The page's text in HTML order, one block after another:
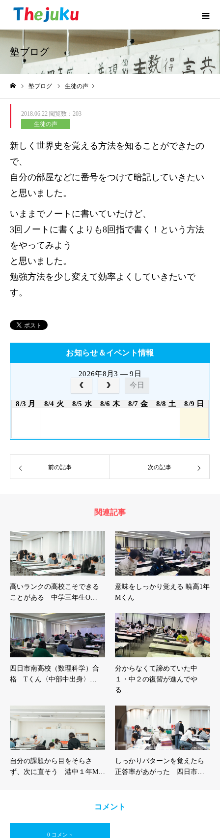
塾ブログ
塾ブログ 生徒の声
2018.06.22 閲覧数：203
生徒の声
新しく世界史を覚える方法を知ることができたの
で、
自分の部屋などに番号をつけて暗記していきたい
と思いました。
いままでノートに書いていたけど、
3回ノートに書くよりも8回指で書く！という方法
をやってみよう
と思いました。
勉強方法を少し変えて効率よくしていきたいで
す。
お知らせ＆イベント情報
2026年8月3 — 9日
今日
8/3 月 8/4 火 8/5 水 8/6 木 8/7 金 8/8 土 8/9 日
前の記事 次の記事
関連記事
高いランクの高校こそできる
ことがある 中学三年生O…
意味をしっかり覚える 暁高1年
Mくん
四日市南高校（数理科学）合
格 Tくん〈中部中出身〉…
分からなくて諦めていた中
１・中２の復習が進んでや
る…
自分の課題から目をそらさ
ず、次に直そう 港中１年M…
しっかりパターンを覚えたら
正答率があがった 四日市…
コメント
0 コメント